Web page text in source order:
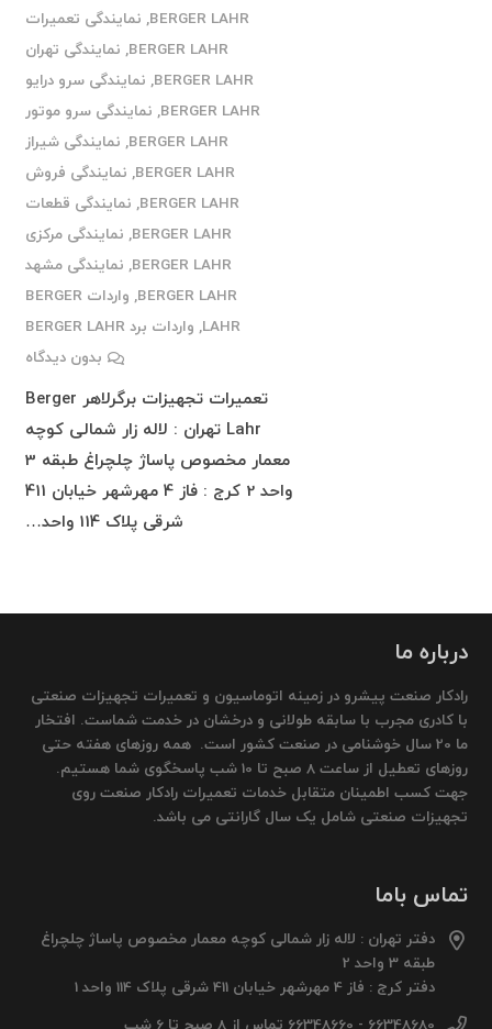
BERGER LAHR
, نمایندگی تعمیرات
BERGER LAHR
, نمایندگی تهران
BERGER LAHR
, نمایندگی سرو درایو
BERGER LAHR
, نمایندگی سرو موتور
BERGER LAHR
, نمایندگی شیراز
BERGER LAHR
, نمایندگی فروش
BERGER LAHR
, نمایندگی قطعات
BERGER LAHR
, نمایندگی مرکزی
BERGER LAHR
, نمایندگی مشهد
BERGER LAHR
,
واردات BERGER
LAHR
, واردات برد BERGER LAHR
بدون دیدگاه
تعمیرات تجهیزات برگرلاهر Berger
Lahr تهران : لاله زار شمالی کوچه
معمار مخصوص پاساژ چلچراغ طبقه 3
واحد 2 کرج : فاز 4 مهرشهر خیابان 411
شرقی پلاک 114 واحد…
درباره ما
رادکار صنعت پیشرو در زمینه اتوماسیون و تعمیرات تجهیزات صنعتی
با کادری مجرب با سابقه طولانی و درخشان در خدمت شماست. افتخار
ما 20 سال خوشنامی در صنعت کشور است. همه روزهای هفته حتی
روزهای تعطیل از ساعت 8 صبح تا 10 شب پاسخگوی شما هستیم.
جهت کسب اطمینان متقابل خدمات تعمیرات رادکار صنعت روی
تجهیزات صنعتی شامل یک سال گارانتی می باشد.
تماس باما
دفتر تهران : لاله زار شمالی کوچه معمار مخصوص پاساژ چلچراغ
طبقه 3 واحد 2
دفتر کرج : فاز 4 مهرشهر خیابان 411 شرقی پلاک 114 واحد 1